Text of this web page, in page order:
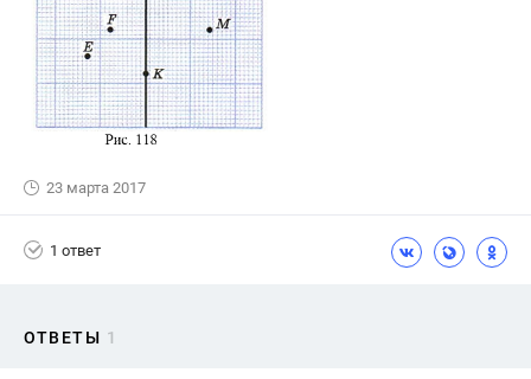
23 марта 2017
1 ответ
ОТВЕТЫ 1